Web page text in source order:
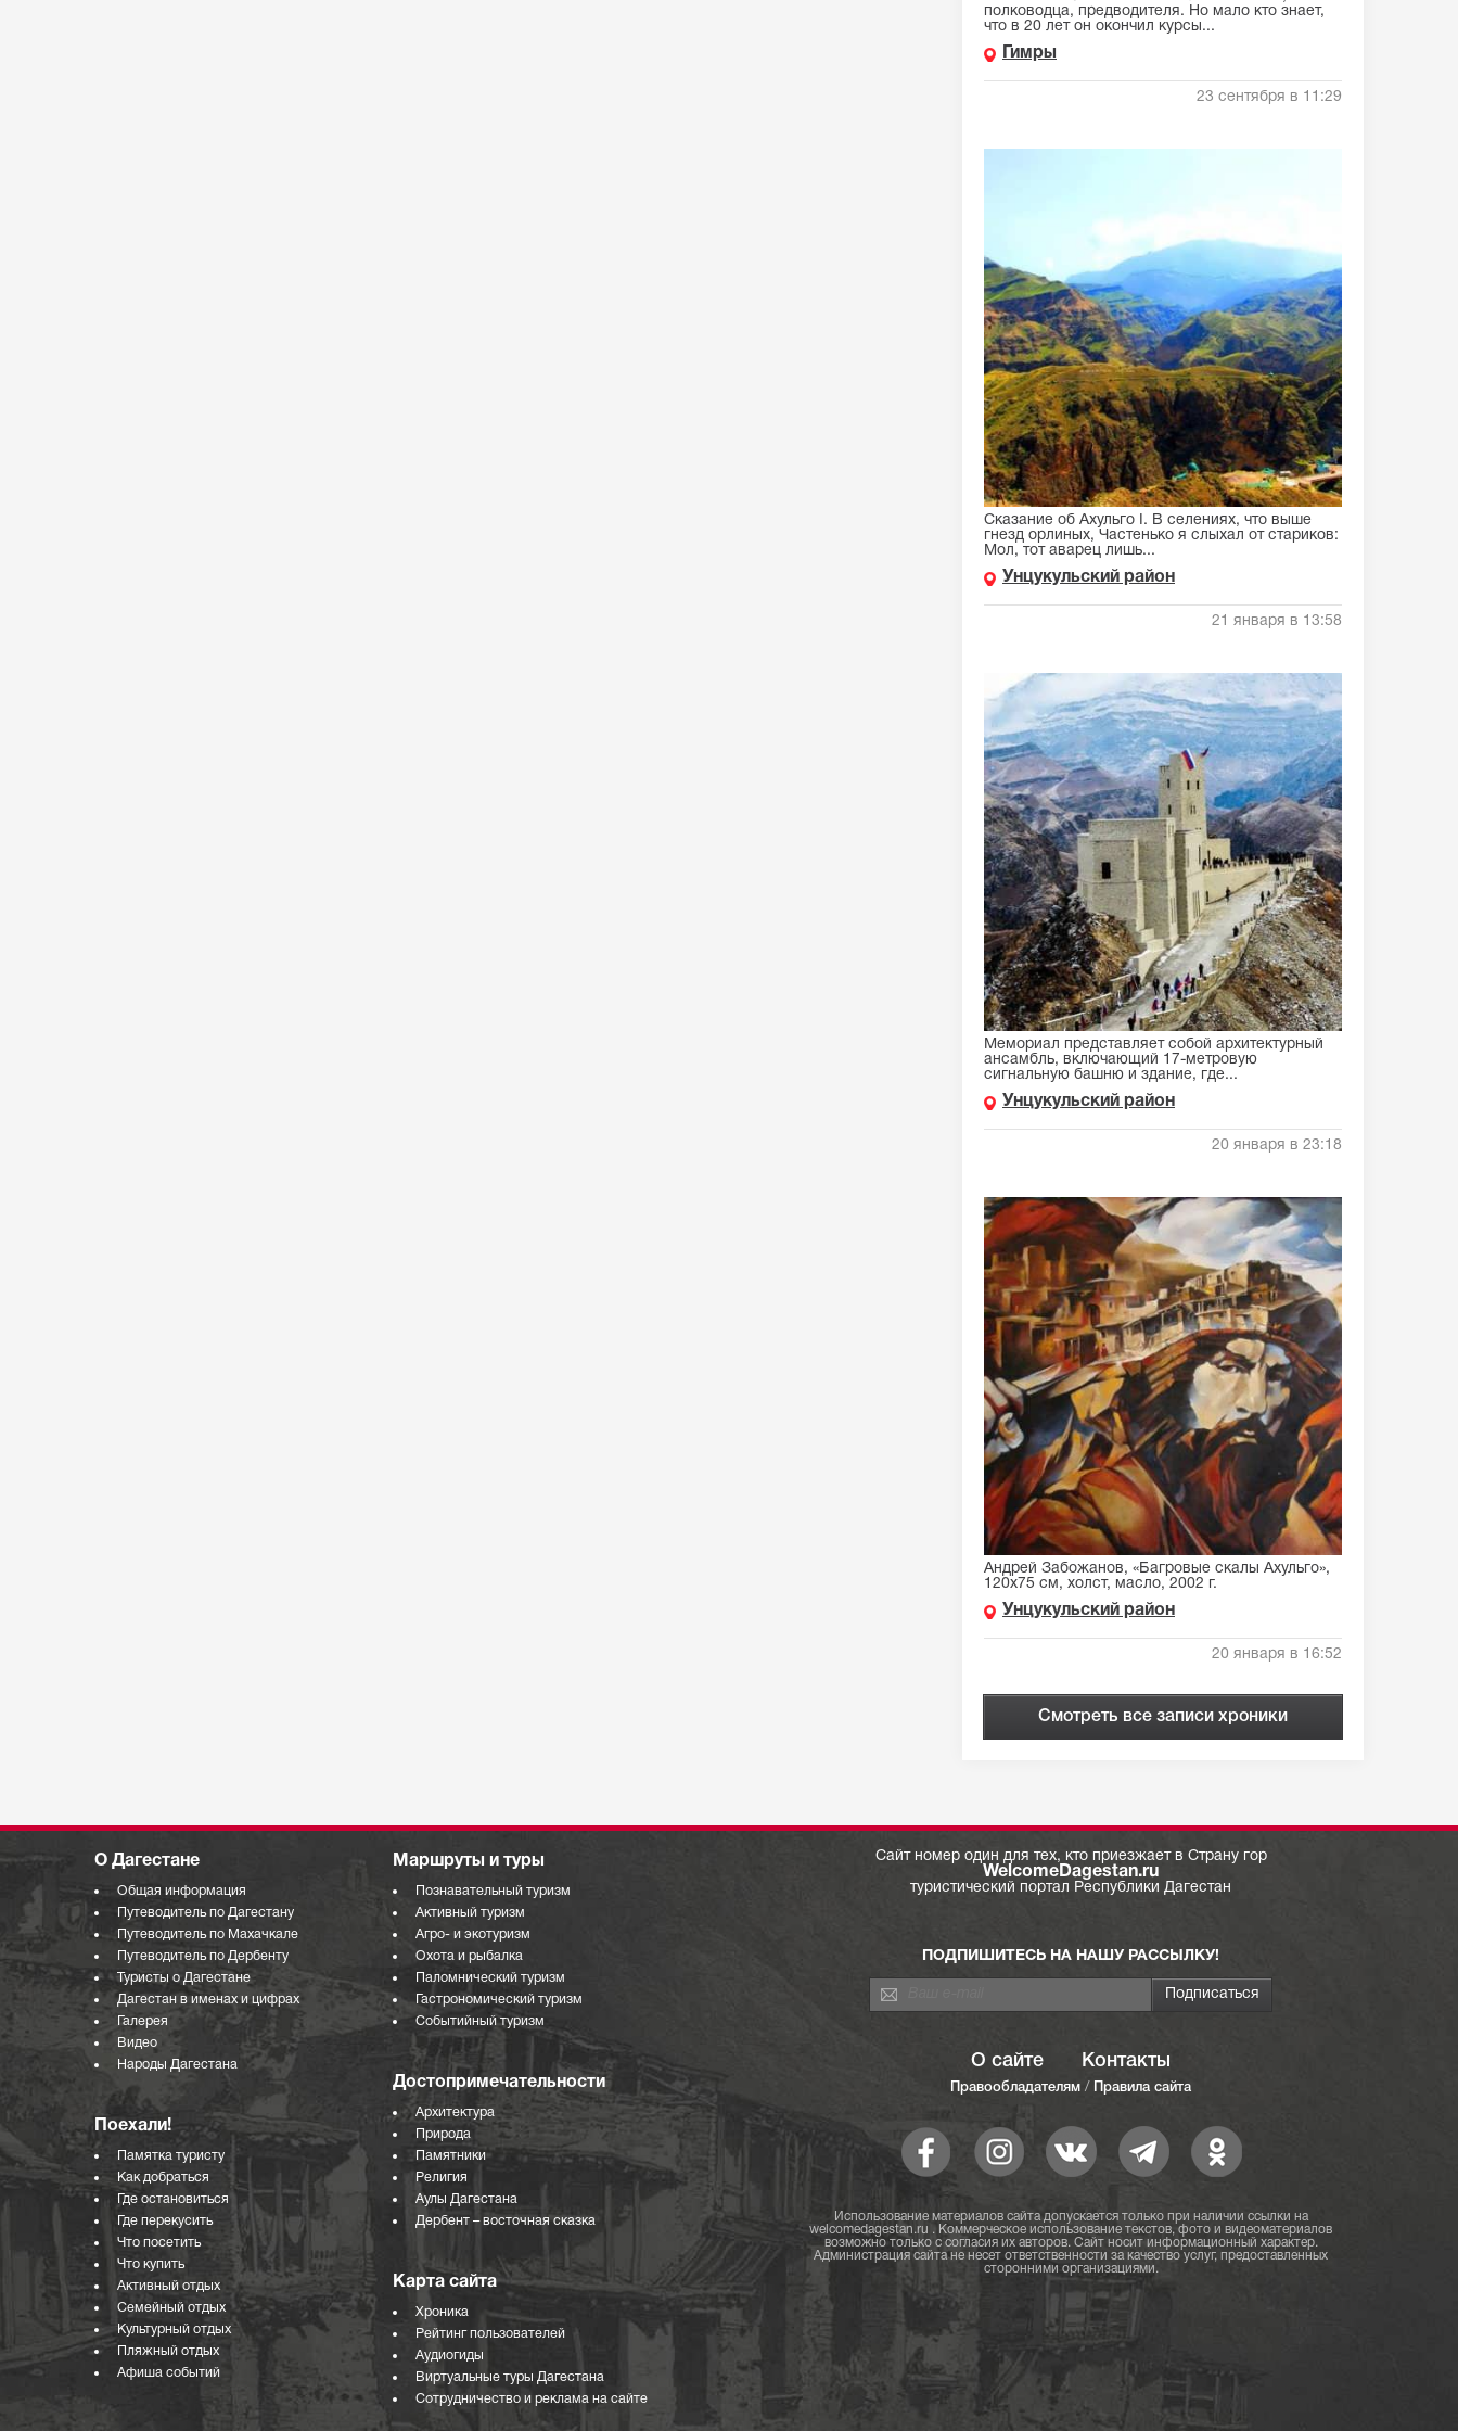
полководца, предводителя. Но мало кто знает,
что в 20 лет он окончил курсы...
Гимры
23 сентября в 11:29
Сказание об Ахульго I. В селениях, что выше
гнезд орлиных, Частенько я слыхал от стариков:
Мол, тот аварец лишь...
Унцукульский район
21 января в 13:58
Мемориал представляет собой архитектурный
ансамбль, включающий 17-метровую
сигнальную башню и здание, где...
Унцукульский район
20 января в 23:18
Андрей Забожанов, «Багровые скалы Ахульго»,
120х75 см, холст, масло, 2002 г.
Унцукульский район
20 января в 16:52
Смотреть все записи хроники
О Дагестане
Общая информация
Путеводитель по Дагестану
Путеводитель по Махачкале
Путеводитель по Дербенту
Туристы о Дагестане
Дагестан в именах и цифрах
Галерея
Видео
Народы Дагестана
Поехали!
Памятка туристу
Как добраться
Где остановиться
Где перекусить
Что посетить
Что купить
Активный отдых
Семейный отдых
Культурный отдых
Пляжный отдых
Афиша событий
Маршруты и туры
Познавательный туризм
Активный туризм
Агро- и экотуризм
Охота и рыбалка
Паломнический туризм
Гастрономический туризм
Событийный туризм
Достопримечательности
Архитектура
Природа
Памятники
Религия
Аулы Дагестана
Дербент – восточная сказка
Карта сайта
Хроника
Рейтинг пользователей
Аудиогиды
Виртуальные туры Дагестана
Сотрудничество и реклама на сайте
Сайт номер один для тех, кто приезжает в Страну гор
WelcomeDagestan.ru
туристический портал Республики Дагестан
ПОДПИШИТЕСЬ НА НАШУ РАССЫЛКУ!
О сайте Контакты
Правообладателям / Правила сайта
Использование материалов сайта допускается только при наличии ссылки на
welcomedagestan.ru . Коммерческое использование текстов, фото и видеоматериалов
возможно только с согласия их авторов. Сайт носит информационный характер.
Администрация сайта не несет ответственности за качество услуг, предоставленных
сторонними организациями.